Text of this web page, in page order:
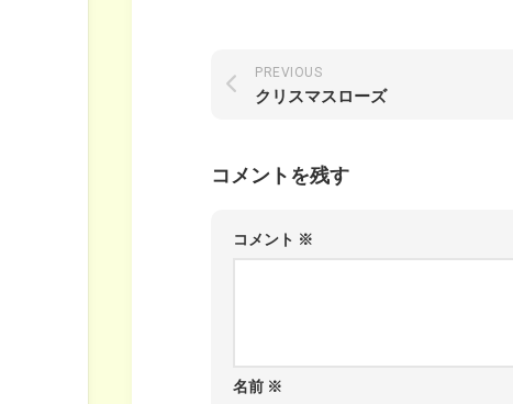
PREVIOUS
クリスマスローズ
コメントを残す
コメント ※
名前 ※